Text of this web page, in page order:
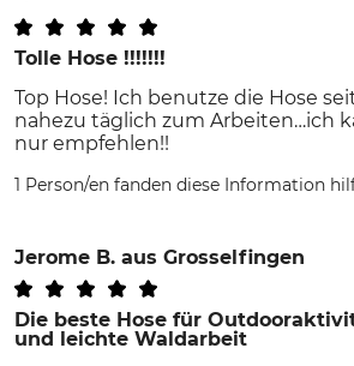
Tolle Hose !!!!!!!
Top Hose! Ich benutze die Hose
nahezu täglich zum Arbeiten…ich
nur empfehlen!!
1 Person/en fanden diese Information
Jerome B. aus Grosselfingen
Die beste Hose für
und leichte Waldarbeit